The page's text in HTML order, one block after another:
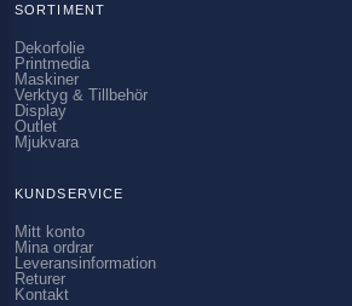
SORTIMENT
Dekorfolie
Printmedia
Maskiner
Verktyg & Tillbehör
Display
Outlet
Mjukvara
KUNDSERVICE
Mitt konto
Mina ordrar
Leveransinformation
Returer
Kontakt